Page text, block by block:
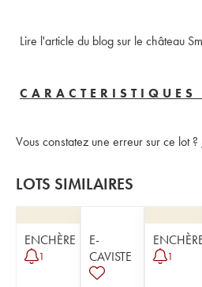
Lire l'article du blog sur le château
CARACTERISTIQUES
Vous constatez une erreur sur ce lot ?
LOTS SIMILAIRES
ENCHÈRE
1
E-
CAVISTE
1